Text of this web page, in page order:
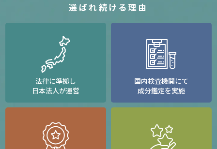
選ばれ続ける理由
法律に準拠し
日本法人が運営
国内検査機関にて
成分鑑定を実施